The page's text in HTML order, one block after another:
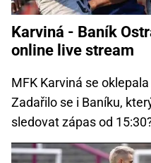
Karviná - Baník
online live stream
MFK Karviná se
Zadařilo se i Baníku,
sledovat zápas od